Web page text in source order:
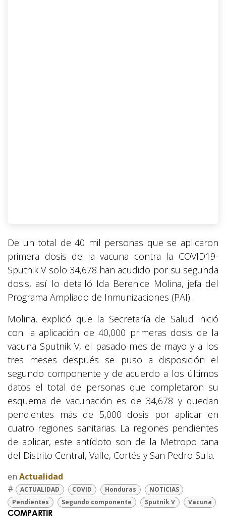
De un total de 40 mil personas que se aplicaron
primera dosis de la vacuna contra la COVID19-
Sputnik V solo 34,678 han acudido por su segunda
dosis, así lo detalló Ida Berenice Molina, jefa del
Programa Ampliado de Inmunizaciones (PAI).
Molina, explicó que la Secretaría de Salud inició
con la aplicación de 40,000 primeras dosis de la
vacuna Sputnik V, el pasado mes de mayo y a los
tres meses después se puso a disposición el
segundo componente y de acuerdo a los últimos
datos el total de personas que completaron su
esquema de vacunación es de 34,678 y quedan
pendientes más de 5,000 dosis por aplicar en
cuatro regiones sanitarias. La regiones pendientes
de aplicar, este antídoto son de la Metropolitana
del Distrito Central, Valle, Cortés y San Pedro Sula.
en Actualidad
#
ACTUALIDAD COVID Honduras
NOTICIAS
Pendientes
Segundo componente Sputnik V Vacuna
COMPARTIR